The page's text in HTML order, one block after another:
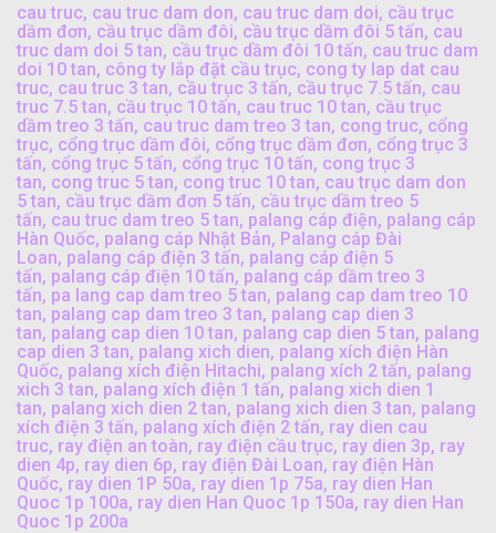
cau truc, cau truc dam don, cau truc dam doi, cầu trục
dầm đơn, cầu trục dầm đôi, cầu trục dầm đôi 5 tấn, cau
truc dam doi 5 tan, cầu trục dầm đôi 10 tấn, cau truc dam
doi 10 tan, công ty lắp đặt cầu trục, cong ty lap dat cau
truc, cau truc 3 tan, cầu trục 3 tấn, cầu trục 7.5 tấn, cau
truc 7.5 tan, cầu trục 10 tấn, cau truc 10 tan, cầu trục
dầm treo 3 tấn, cau truc dam treo 3 tan, cong truc, cổng
trục, cổng trục dầm đôi, cổng trục dầm đơn, cổng trục 3
tấn, cổng trục 5 tấn, cổng trục 10 tấn, cong trục 3
tan, cong truc 5 tan, cong truc 10 tan, cau trục dam don
5 tan, cầu trục dầm đơn 5 tấn, cầu trục dầm treo 5
tấn, cau truc dam treo 5 tan, palang cáp điện, palang cáp
Hàn Quốc, palang cáp Nhật Bản, Palang cáp Đài
Loan, palang cáp điện 3 tấn, palang cáp điện 5
tấn, palang cáp điện 10 tấn, palang cáp dầm treo 3
tấn, pa lang cap dam treo 5 tan, palang cap dam treo 10
tan, palang cap dam treo 3 tan, palang cap dien 3
tan, palang cap dien 10 tan, palang cap dien 5 tan, palang
cap dien 3 tan, palang xich dien, palang xích điện Hàn
Quốc, palang xích điện Hitachi, palang xích 2 tấn, palang
xich 3 tan, palang xích điện 1 tấn, palang xich dien 1
tan, palang xich dien 2 tan, palang xich dien 3 tan, palang
xích điện 3 tấn, palang xích điện 2 tấn, ray dien cau
truc, ray điện an toàn, ray điện cầu trục, ray dien 3p, ray
dien 4p, ray dien 6p, ray điện Đài Loan, ray điện Hàn
Quốc, ray dien 1P 50a, ray dien 1p 75a, ray dien Han
Quoc 1p 100a, ray dien Han Quoc 1p 150a, ray dien Han
Quoc 1p 200a